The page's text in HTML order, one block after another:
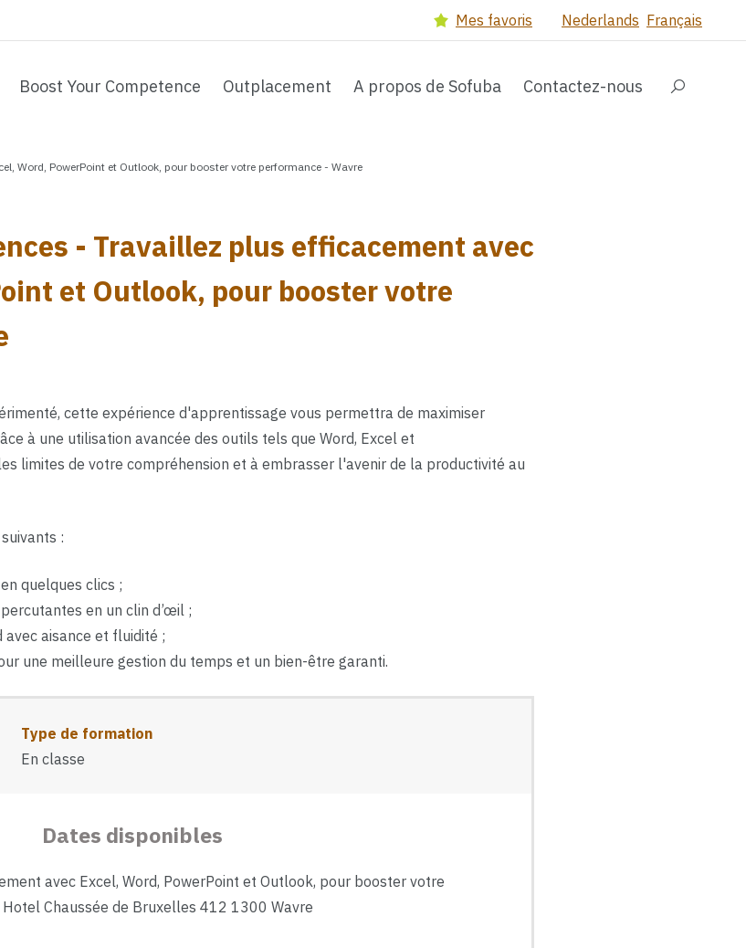
Mes favoris Select language
Nederlands (Dutch version)
Français
Boost Your Competence Outplacement A propos de Sofuba Contactez-nous Search input
Word, PowerPoint et Outlook, pour booster votre performance - Wavre
- Travaillez plus efficacement avec
et Outlook, pour booster votre
cette expérience d'apprentissage vous permettra de maximiser
à une utilisation avancée des outils tels que Word, Excel et
limites de votre compréhension et à embrasser l'avenir de la productivité au
:
quelques clics ;
en un clin d’œil ;
aisance et fluidité ;
une meilleure gestion du temps et un bien-être garanti.
Type de formation
En classe
Dates disponibles
avec Excel, Word, PowerPoint et Outlook, pour booster votre
Chaussée de Bruxelles 412 1300 Wavre